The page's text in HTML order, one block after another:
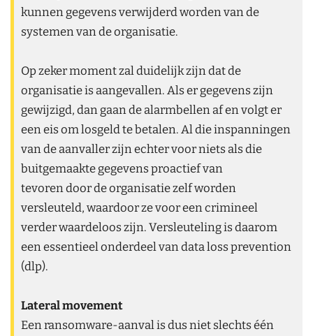
kunnen gegevens verwijderd worden van de
systemen van de organisatie.
Op zeker moment zal duidelijk zijn dat de
organisatie is aangevallen. Als er gegevens zijn
gewijzigd, dan gaan de alarmbellen af en volgt er
een eis om losgeld te betalen. Al die inspanningen
van de aanvaller zijn echter voor niets als die
buitgemaakte gegevens proactief van
tevoren door de organisatie zelf worden
versleuteld, waardoor ze voor een crimineel
verder waardeloos zijn. Versleuteling is daarom
een essentieel onderdeel van data loss prevention
(dlp).
Lateral movement
Een ransomware-aanval is dus niet slechts één